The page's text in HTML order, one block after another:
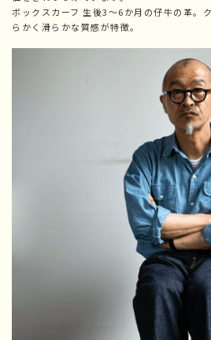
ボックスカーフ 生後3～6か月の仔牛の革。
らかく滑らかな質感が特徴。